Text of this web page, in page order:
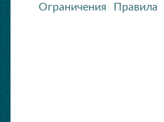
Ограничения Правила